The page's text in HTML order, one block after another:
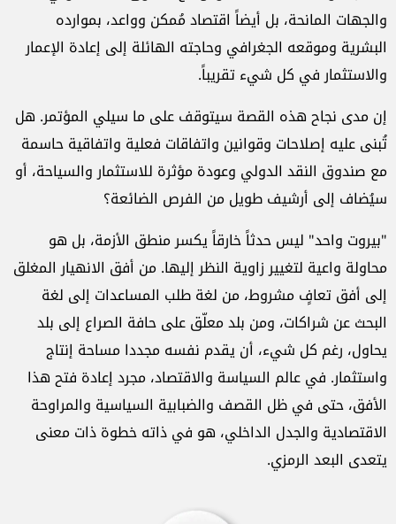
والجهات المانحة، بل أيضاً اقتصاد مُمكن وواعد، بموارده
البشرية وموقعه الجغرافي وحاجته الهائلة إلى إعادة الإعمار
والاستثمار في كل شيء تقريباً.
إن مدى نجاح هذه القصة سيتوقف على ما سيلي المؤتمر. هل
تُبنى عليه إصلاحات وقوانين واتفاقات فعلية واتفاقية حاسمة
مع صندوق النقد الدولي وعودة مؤثرة للاستثمار والسياحة، أو
سيُضاف إلى أرشيف طويل من الفرص الضائعة؟
"بيروت واحد" ليس حدثاً خارقاً يكسر منطق الأزمة، بل هو
محاولة واعية لتغيير زاوية النظر إليها. من أفق الانهيار المغلق
إلى أفق تعافٍ مشروط، من لغة طلب المساعدات إلى لغة
البحث عن شراكات، ومن بلد معلّق على حافة الصراع إلى بلد
يحاول، رغم كل شيء، أن يقدم نفسه مجددا مساحة إنتاج
واستثمار. في عالم السياسة والاقتصاد، مجرد إعادة فتح هذا
الأفق، حتى في ظل القصف والضبابية السياسية والمراوحة
الاقتصادية والجدل الداخلي، هو في ذاته خطوة ذات معنى
يتعدى البعد الرمزي.